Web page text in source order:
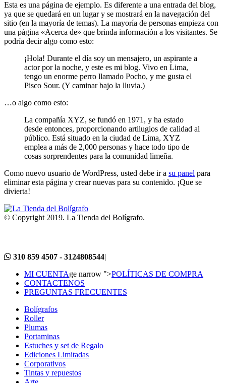
Esta es una página de ejemplo. Es diferente a una entrada del blog,
ya que se quedará en un lugar y se mostrará en la navegación del
sitio (en la mayoría de temas). La mayoría de personas empieza con
una página «Acerca de» que brinda información a los visitantes. Se
podría decir algo como esto:
¡Hola! Durante el día soy un mensajero, un aspirante a
actor por la noche, y este es mi blog. Vivo en Lima,
tengo un enorme perro llamado Pocho, y me gusta el
Pisco Sour. (Y caminar bajo la lluvia.)
…o algo como esto:
La compañía XYZ, se fundó en 1971, y ha estado
desde entonces, proporcionando artilugios de calidad al
público. Está situado en la ciudad de Lima, XYZ
emplea a más de 2,000 personas y hace todo tipo de
cosas sorprendentes para la comunidad limeña.
Como nuevo usuario de WordPress, usted debe ir a su panel para
eliminar esta página y crear nuevas para su contenido. ¡Que se
divierta!
© Copyright 2019. La Tienda del Bolígrafo.
310 859 4507 - 3124808544|
MI CUENTAge narrow ">POLÍTICAS DE COMPRA
CONTACTENOS
PREGUNTAS FRECUENTES
Bolígrafos
Roller
Plumas
Portaminas
Estuches y set de Regalo
Ediciones Limitadas
Corporativos
Tintas y repuestos